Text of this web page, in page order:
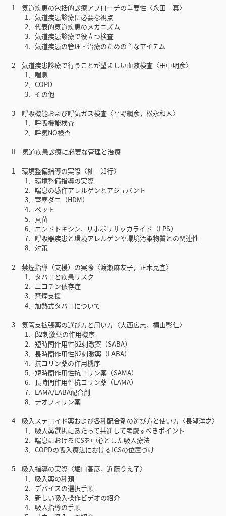
1 気道疾患の包括的診療アプローチの重要性〈永田 真〉
1．気道疾患診療に必要な視点
2．代表的気道疾患のメカニズム
3．気道疾患診療で役立つ検査
4．気道疾患の管理・治療のための主なアイテム
2 気道疾患診療で行うことが望ましい血液検査〈田中明彦〉
1．喘息
2．COPD
3．その他
3 呼吸機能および呼気ガス検査〈平野綱彦，松永和人〉
1．呼吸機能検査
2．呼気NO検査
II 気道疾患診療に必要な管理と治療
1 環境整備指導の実際〈杣 知行〉
1．環境整備指導の実際
2．喘息の感作アレルゲンとアジュバント
3．室塵ダニ（HDM）
4．ペット
5．真菌
6．エンドトキシン，リポポリサッカライド（LPS）
7．呼吸器疾患と環境アレルゲンや環境汚染物質との関連性
8．対策
2 禁煙指導（支援）の実際〈渡瀬麻友子，正木克宜〉
1．タバコと疾患リスク
2．ニコチン依存症
3．禁煙支援
4．加熱式タバコについて
3 気管支拡張薬の選び方と用い方〈大西広志，横山彰仁〉
1．β2刺激薬の作用機序
2．短時間作用性β2刺激薬（SABA）
3．長時間作用性β2刺激薬（LABA）
4．抗コリン薬の作用機序
5．短時間作用性抗コリン薬（SAMA）
6．長時間作用性抗コリン薬（LAMA）
7．LAMA/LABA配合剤
8．テオフィリン薬
4 吸入ステロイド薬および各種配合剤の選び方と使い方〈長瀬洋之〉
1．吸入薬選択にあたって共通して考慮すべきポイント
2．喘息におけるICSを中心とした吸入療法
3．COPDの吸入療法におけるICSの位置づけ
5 吸入指導の実際〈堀口高彦，近藤りえ子〉
1．吸入薬の種類
2．デバイスの選択手順
3．新しい吸入操作ビデオの紹介
4．吸入指導の手順